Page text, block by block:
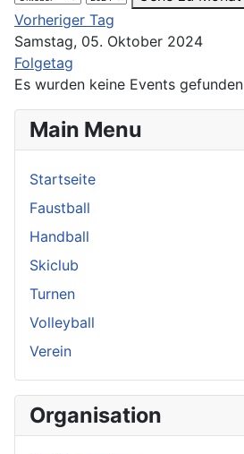
Vorheriger Tag
Samstag, 05. Oktober 2024
Folgetag
Es wurden keine Events gefunden
Main Menu
Startseite
Faustball
Handball
Skiclub
Turnen
Volleyball
Verein
Organisation